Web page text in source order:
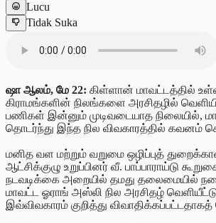
Lucu
Tidak Suka
ஷா ஆலம், மே 22: கிள்ளான் மாவட்டத்தில்
கிராமங்களின் நிலங்களை அரசிதழில்
பணிகள் இன்னும் முடிவடையாத நிலையில்,
தொடர்ந்து இந்த நில விவகாரத்தில் கவனம்
மனித வள மற்றும் வறுமை ஒழிப்புத்
ஆட்சிக்குழு உறுப்பினர் வீ. பாப்பாராய்டு
நடவடிக்கை அறையில் தமது தலைமையில்
மாவட்ட ஓராங் அஸ்லி நில அரசிதழ்
இவ்விவகாரம் குறித்து விவாதிக்கப்பட்டதாகத்